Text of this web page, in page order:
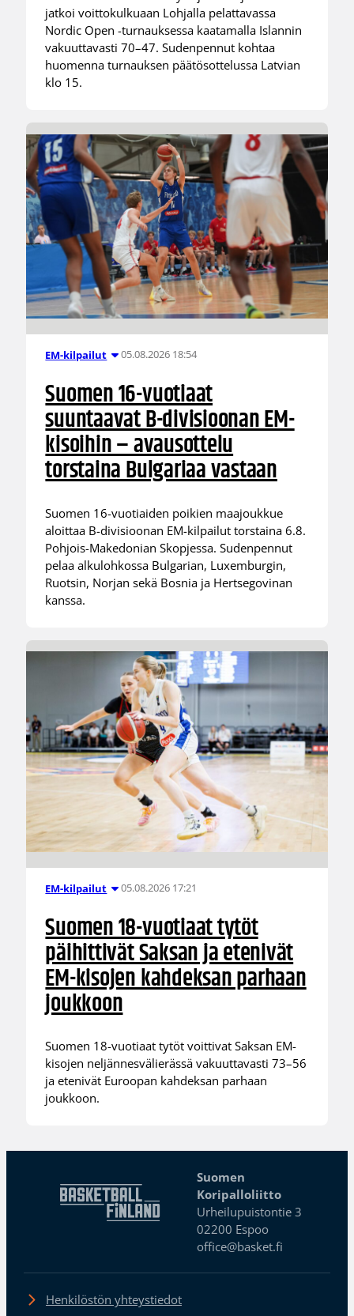
jatkoi voittokulkuaan Lohjalla pelattavassa
Nordic Open -turnauksessa kaatamalla Islannin
vakuuttavasti 70–47. Sudenpennut kohtaa
huomenna turnauksen päätösottelussa Latvian
klo 15.
EM-kilpailut 05.08.2026 18:54
Suomen 16-vuotiaat
suuntaavat B-divisioonan EM-
kisoihin – avausottelu
torstaina Bulgariaa vastaan
Suomen 16-vuotiaiden poikien maajoukkue
aloittaa B-divisioonan EM-kilpailut torstaina 6.8.
Pohjois-Makedonian Skopjessa. Sudenpennut
pelaa alkulohkossa Bulgarian, Luxemburgin,
Ruotsin, Norjan sekä Bosnia ja Hertsegovinan
kanssa.
EM-kilpailut 05.08.2026 17:21
Suomen 18-vuotiaat tytöt
päihittivät Saksan ja etenivät
EM-kisojen kahdeksan parhaan
joukkoon
Suomen 18-vuotiaat tytöt voittivat Saksan EM-
kisojen neljännesvälierässä vakuuttavasti 73–56
ja etenivät Euroopan kahdeksan parhaan
joukkoon.
Suomen
Koripalloliitto
Urheilupuistontie 3
02200 Espoo
office@basket.fi
Henkilöstön yhteystiedot